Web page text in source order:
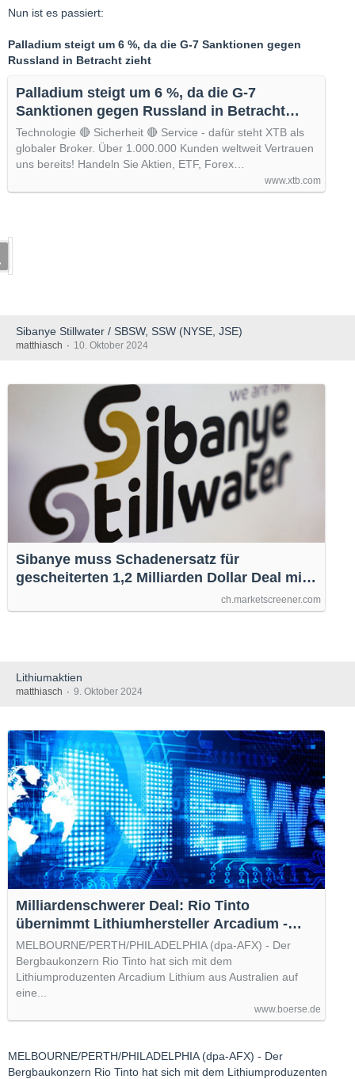
PALL, Palladium ETF. Die Weissmetalle haben noch was gut zu
machen. Palladium spannend im daily
Nun ist es passiert:
Palladium steigt um 6 %, da die G-7 Sanktionen gegen
Russland in Betracht zieht
Palladium steigt um 6 %, da die G-7
Sanktionen gegen Russland in Betracht
zieht 📈
Technologie 🔴 Sicherheit 🔴 Service - dafür steht XTB als
globaler Broker. Über 1.000.000 Kunden weltweit Vertrauen
uns bereits! Handeln Sie Aktien, ETF, Forex…
www.xtb.com
Sibanye Stillwater / SBSW, SSW (NYSE, JSE)
matthiasch 10. Oktober 2024
Sibanye muss Schadenersatz für
gescheiterten 1,2 Milliarden Dollar Deal mit
ch.marketscreener.com
Lithiumaktien
matthiasch 9. Oktober 2024
Milliardenschwerer Deal: Rio Tinto
übernimmt Lithiumhersteller Arcadium -
boerse.de
MELBOURNE/PERTH/PHILADELPHIA (dpa-AFX) - Der
Bergbaukonzern Rio Tinto hat sich mit dem
Lithiumproduzenten Arcadium Lithium aus Australien auf
eine...
www.boerse.de
MELBOURNE/PERTH/PHILADELPHIA (dpa-AFX) - Der
Bergbaukonzern Rio Tinto hat sich mit dem Lithiumproduzenten